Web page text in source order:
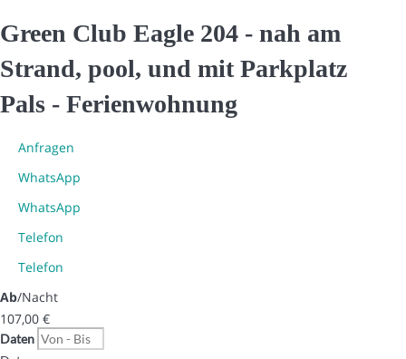
Green Club Eagle 204 - nah am
Strand, pool, und mit Parkplatz
Pals - Ferienwohnung
Anfragen
WhatsApp
WhatsApp
Telefon
Telefon
Ab/Nacht
107,00 €
Daten